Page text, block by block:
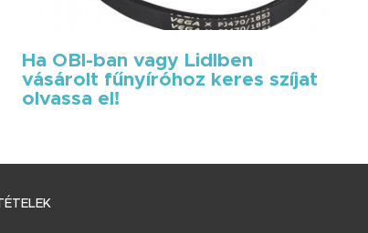
Ha OBI-ban vagy Lidlben
vásárolt fűnyíróhoz keres szíjat
olvassa el!